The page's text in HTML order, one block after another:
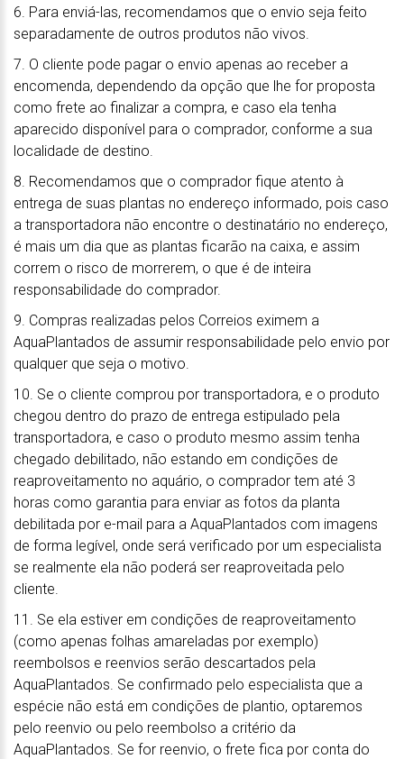
6. Para enviá-las, recomendamos que o envio seja feito
separadamente de outros produtos não vivos.
7. O cliente pode pagar o envio apenas ao receber a
encomenda, dependendo da opção que lhe for proposta
como frete ao finalizar a compra, e caso ela tenha
aparecido disponível para o comprador, conforme a sua
localidade de destino.
8. Recomendamos que o comprador fique atento à
entrega de suas plantas no endereço informado, pois caso
a transportadora não encontre o destinatário no endereço,
é mais um dia que as plantas ficarão na caixa, e assim
correm o risco de morrerem, o que é de inteira
responsabilidade do comprador.
9. Compras realizadas pelos Correios eximem a
AquaPlantados de assumir responsabilidade pelo envio por
qualquer que seja o motivo.
10. Se o cliente comprou por transportadora, e o produto
chegou dentro do prazo de entrega estipulado pela
transportadora, e caso o produto mesmo assim tenha
chegado debilitado, não estando em condições de
reaproveitamento no aquário, o comprador tem até 3
horas como garantia para enviar as fotos da planta
debilitada por e-mail para a AquaPlantados com imagens
de forma legível, onde será verificado por um especialista
se realmente ela não poderá ser reaproveitada pelo
cliente.
11. Se ela estiver em condições de reaproveitamento
(como apenas folhas amareladas por exemplo)
reembolsos e reenvios serão descartados pela
AquaPlantados. Se confirmado pelo especialista que a
espécie não está em condições de plantio, optaremos
pelo reenvio ou pelo reembolso a critério da
AquaPlantados. Se for reenvio, o frete fica por conta do